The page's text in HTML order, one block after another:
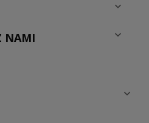

NAMI 
